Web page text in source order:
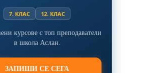
7. КЛАС 12. КЛАС
курсове с топ преподаватели
в школа Аслан.
ЗАПИШИ СЕ СЕГА